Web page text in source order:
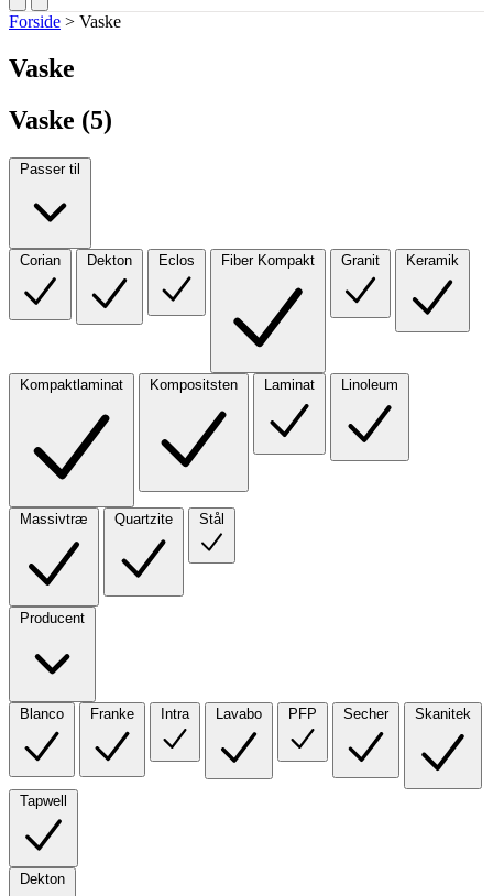
Forside > Vaske
Vaske
Vaske (5)
Passer til
Corian Dekton Eclos Fiber Kompakt Granit Keramik
Kompaktlaminat Kompositsten Laminat Linoleum
Massivtræ Quartzite Stål
Producent
Blanco Franke Intra Lavabo PFP Secher Skanitek
Tapwell
Dekton